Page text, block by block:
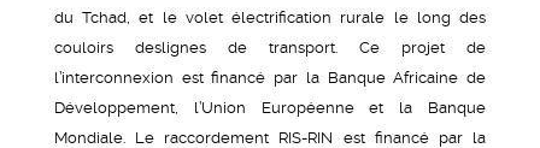
du Tchad, et le volet électrification rurale le long des
couloirs deslignes de transport. Ce projet de
l’interconnexion est financé par la Banque Africaine de
Développement, l’Union Européenne et la Banque
Mondiale. Le raccordement RIS-RIN est financé par la